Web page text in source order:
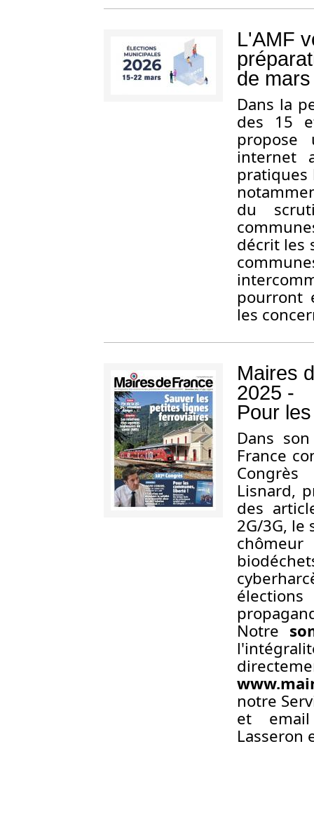
L'AMF
de
Dans la
des 15
internet
pratiques
du
décrit les
pourront
les
Maires
2025 -
Pour
Dans
France
Lisnard,
des
2G/3G, le
Notre
notre
et
Lasseron